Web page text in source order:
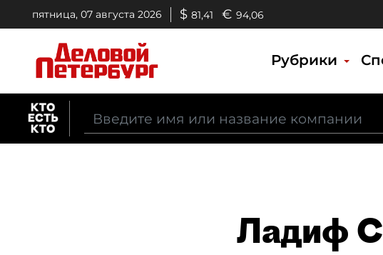
пятница, 07 августа 2026 $ 81,41 € 94,06
Рубрики
Ладиф